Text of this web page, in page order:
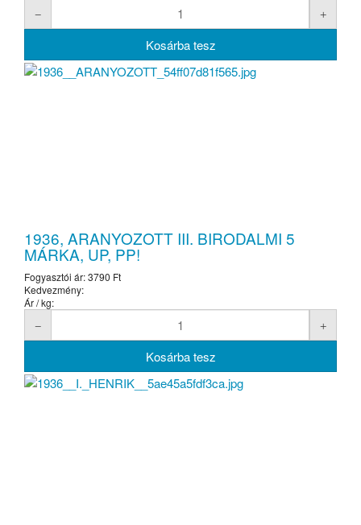
1936, ARANYOZOTT III. BIRODALMI 5
MÁRKA, UP, PP!
Fogyasztói ár:3790 Ft
Kedvezmény:
Ár / kg: